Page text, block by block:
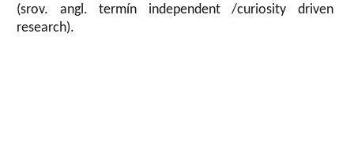
(srov. angl. termín independent /curiosity driven
research).